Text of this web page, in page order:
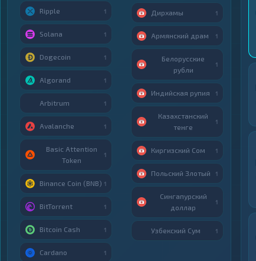
Ripple 1
Solana 1
Dogecoin 1
Algorand 1
Arbitrum 1
Avalanche 1
Basic Attention
Token
1
Binance Coin (BNB) 1
BitTorrent 1
Bitcoin Cash 1
Cardano 1
Дирхамы 1
Армянский драм 1
Белорусские
рубли
1
Индийская рупия 1
Казахстанский
тенге
1
Киргизский Сом 1
Польский Злотый 1
Сингапурский
доллар
1
Узбекский Сум 1